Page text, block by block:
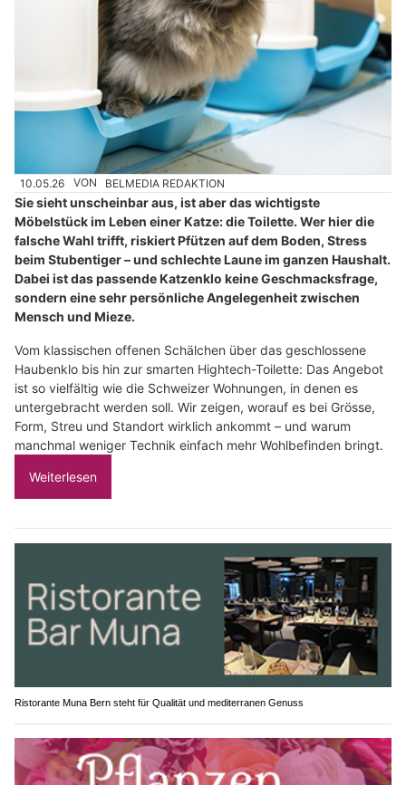
10.05.26 VON BELMEDIA REDAKTION
Sie sieht unscheinbar aus, ist aber das wichtigste
Möbelstück im Leben einer Katze: die Toilette. Wer hier die
falsche Wahl trifft, riskiert Pfützen auf dem Boden, Stress
beim Stubentiger – und schlechte Laune im ganzen Haushalt.
Dabei ist das passende Katzenklo keine Geschmacksfrage,
sondern eine sehr persönliche Angelegenheit zwischen
Mensch und Mieze.
Vom klassischen offenen Schälchen über das geschlossene
Haubenklo bis hin zur smarten Hightech-Toilette: Das Angebot
ist so vielfältig wie die Schweizer Wohnungen, in denen es
untergebracht werden soll. Wir zeigen, worauf es bei Grösse,
Form, Streu und Standort wirklich ankommt – und warum
manchmal weniger Technik einfach mehr Wohlbefinden bringt.
Weiterlesen
Ristorante Muna Bern steht für Qualität und mediterranen Genuss